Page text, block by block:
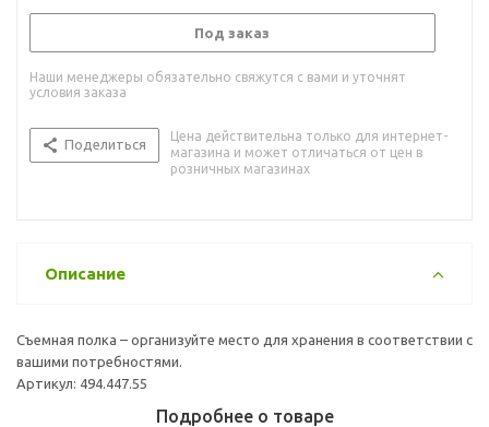
Под заказ
Наши менеджеры обязательно свяжутся с вами и уточнят
условия заказа
Поделиться
Цена действительна только для интернет-
магазина и может отличаться от цен в
розничных магазинах
Описание
Съемная полка – организуйте место для хранения в соответствии с
вашими потребностями.
Артикул: 494.447.55
Подробнее о товаре